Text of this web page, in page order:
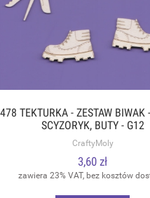
TEKTURKA - ZESTAW BIWAK
SCYZORYK, BUTY - G12
CraftyMoly
3,60 zł
zawiera 23% VAT, bez kosztów